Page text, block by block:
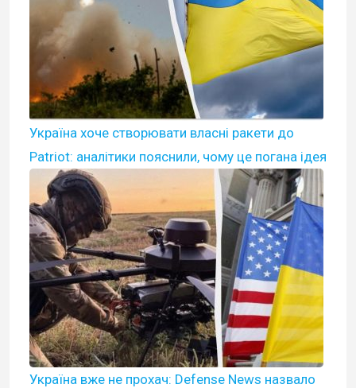
Україна хоче створювати власні ракети до
Patriot: аналітики пояснили, чому це погана ідея
Україна вже не прохач: Defense News назвало